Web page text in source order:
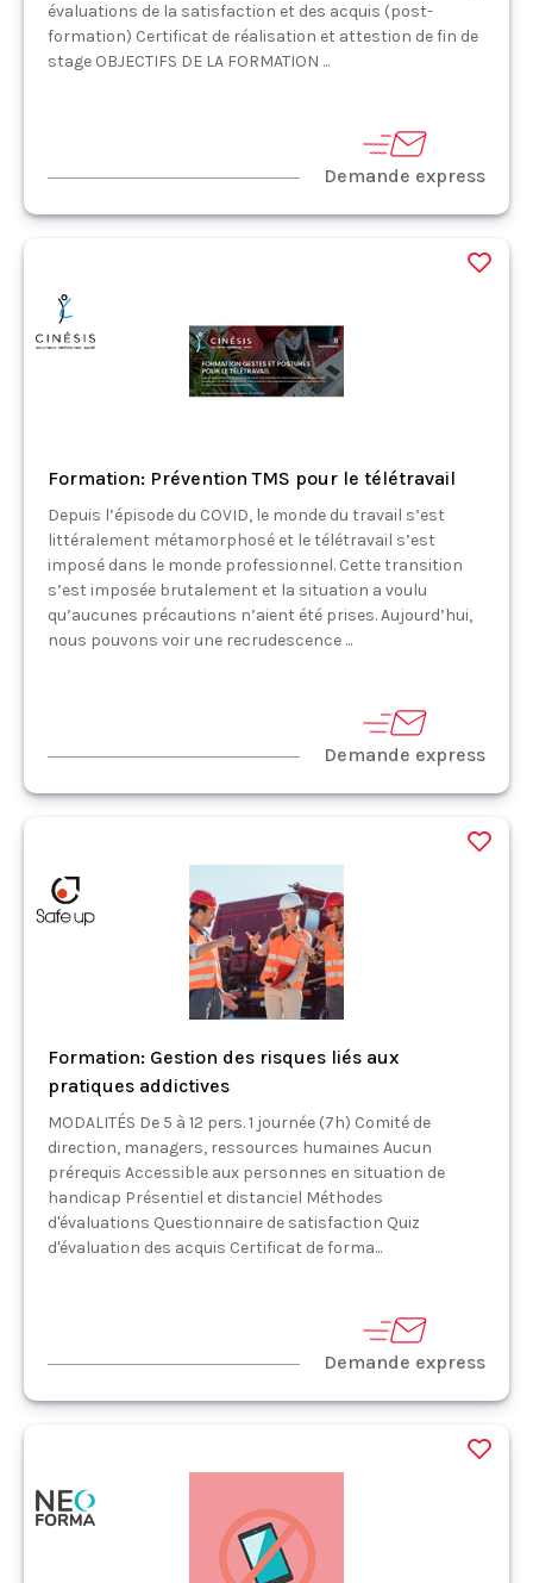
évaluations de la satisfaction et des acquis (post-
formation) Certificat de réalisation et attestion de fin de
stage OBJECTIFS DE LA FORMATION ...
Demande express
Formation: Prévention TMS pour le télétravail
Depuis l’épisode du COVID, le monde du travail s’est
littéralement métamorphosé et le télétravail s’est
imposé dans le monde professionnel. Cette transition
s’est imposée brutalement et la situation a voulu
qu’aucunes précautions n’aient été prises. Aujourd’hui,
nous pouvons voir une recrudescence ...
Demande express
Formation: Gestion des risques liés aux
pratiques addictives
MODALITÉS De 5 à 12 pers. 1 journée (7h) Comité de
direction, managers, ressources humaines Aucun
prérequis Accessible aux personnes en situation de
handicap Présentiel et distanciel Méthodes
d'évaluations Questionnaire de satisfaction Quiz
d'évaluation des acquis Certificat de forma...
Demande express